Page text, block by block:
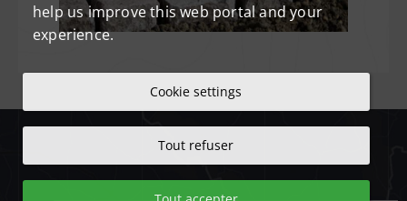
help us improve this web portal and your
experience.
Cookie settings
Tout refuser